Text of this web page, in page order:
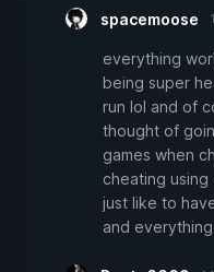
spacemoose
everything
being super
run lol and of
thought of
games when
cheating using
just like to
and